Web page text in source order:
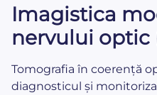
Imagistica
nervului optic
Tomografia în coerență
diagnosticul și